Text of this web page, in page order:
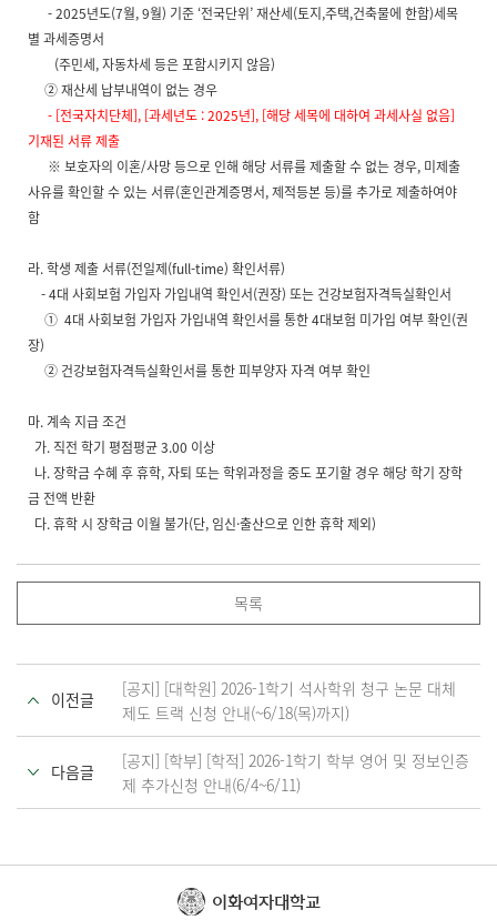
- 2025년도(7월, 9월) 기준 ‘전국단위’ 재산세(토지,주택,건축물에 한함)세목
별 과세증명서
(주민세, 자동차세 등은 포함시키지 않음)
② 재산세 납부내역이 없는 경우
- [전국자치단체], [과세년도 : 2025년], [해당 세목에 대하여 과세사실 없음]
기재된 서류 제출
※ 보호자의 이혼/사망 등으로 인해 해당 서류를 제출할 수 없는 경우, 미제출
사유를 확인할 수 있는 서류(혼인관계증명서, 제적등본 등)를 추가로 제출하여야
함
라. 학생 제출 서류(전일제(full-time) 확인서류)
- 4대 사회보험 가입자 가입내역 확인서(권장) 또는 건강보험자격득실확인서
① 4대 사회보험 가입자 가입내역 확인서를 통한 4대보험 미가입 여부 확인(권
장)
② 건강보험자격득실확인서를 통한 피부양자 자격 여부 확인
마. 계속 지급 조건
가. 직전 학기 평점평균 3.00 이상
나. 장학금 수혜 후 휴학, 자퇴 또는 학위과정을 중도 포기할 경우 해당 학기 장학
금 전액 반환
다. 휴학 시 장학금 이월 불가(단, 임신·출산으로 인한 휴학 제외)
목록
이전글
[공지] [대학원] 2026-1학기 석사학위 청구 논문 대체
제도 트랙 신청 안내(~6/18(목)까지)
다음글
[공지] [학부] [학적] 2026-1학기 학부 영어 및 정보인증
제 추가신청 안내(6/4~6/11)
이화여자대학교